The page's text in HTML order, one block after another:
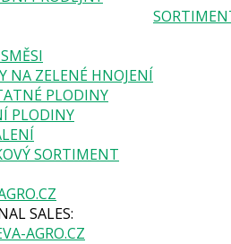
NA ZELENÉ HNOJENÍ
PLODINY
PLODINY
SORTIMENT
SALES:
AGRO.CZ